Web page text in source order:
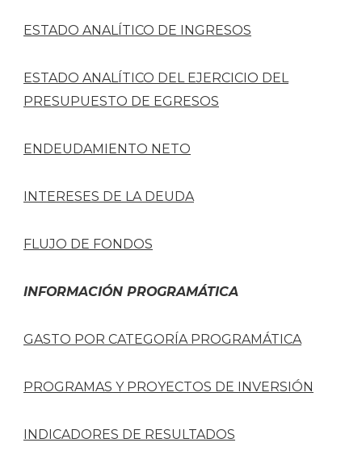
ESTADO ANALÍTICO DE INGRESOS
ESTADO ANALÍTICO DEL EJERCICIO DEL
PRESUPUESTO DE EGRESOS
ENDEUDAMIENTO NETO
INTERESES DE LA DEUDA
FLUJO DE FONDOS
INFORMACIÓN PROGRAMÁTICA
GASTO POR CATEGORÍA PROGRAMÁTICA
PROGRAMAS Y PROYECTOS DE INVERSIÓN
INDICADORES DE RESULTADOS